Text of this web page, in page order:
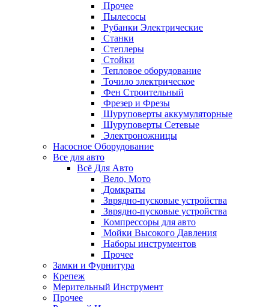
Прочее
Пылесосы
Рубанки Электрические
Станки
Степлеры
Стойки
Тепловое оборудование
Точило электрическое
Фен Строительный
Фрезер и Фрезы
Шуруповерты аккумуляторные
Шуруповерты Сетевые
Электроножницы
Насосное Оборудование
Все для авто
Всё Для Авто
Вело, Мото
Домкраты
Зврядно-пусковые устройства
Зврядно-пусковые устройства
Компрессоры для авто
Мойки Высокого Давления
Наборы инструментов
Прочее
Замки и Фурнитура
Крепеж
Мерительный Инструмент
Прочее